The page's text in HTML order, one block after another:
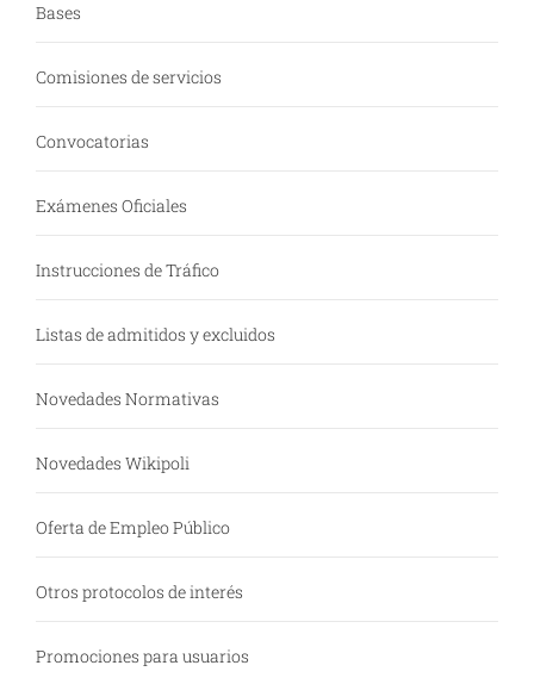
Bases
Comisiones de servicios
Convocatorias
Exámenes Oficiales
Instrucciones de Tráfico
Listas de admitidos y excluidos
Novedades Normativas
Novedades Wikipoli
Oferta de Empleo Público
Otros protocolos de interés
Promociones para usuarios